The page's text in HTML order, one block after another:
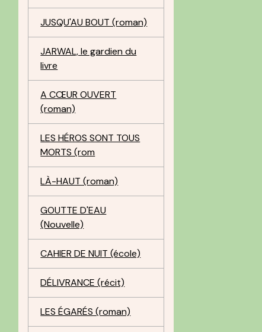
JUSQU'AU BOUT (roman)
JARWAL, le gardien du
livre
A CŒUR OUVERT
(roman)
LES HÉROS SONT TOUS
MORTS (rom
LÀ-HAUT (roman)
GOUTTE D'EAU
(Nouvelle)
CAHIER DE NUIT (école)
DÉLIVRANCE (récit)
LES ÉGARÉS (roman)